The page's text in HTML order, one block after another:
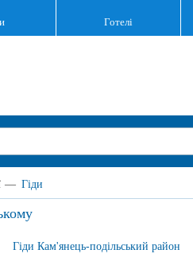
Готелі
— Гіди
Гіди Кам'янець-подільський район